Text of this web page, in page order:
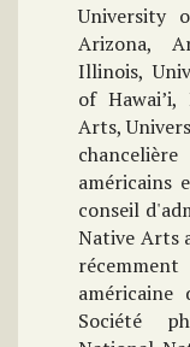
University
Arizona,
Illinois,
of
Arts,
américains
conseil
Native Arts
Société